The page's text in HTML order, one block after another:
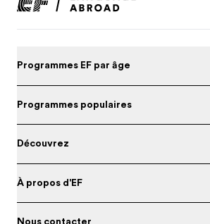
Programmes EF par âge
Programmes populaires
Découvrez
À propos d'EF
Nous contacter